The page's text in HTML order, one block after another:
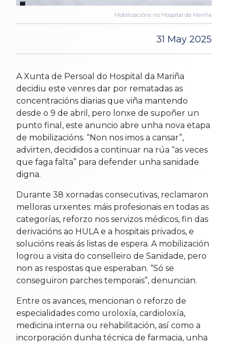
Mobilizacións no Hospital da Mariña
31 May 2025
A Xunta de Persoal do Hospital da Mariña
decidiu este venres dar por rematadas as
concentracións diarias que viña mantendo
desde o 9 de abril, pero lonxe de supoñer un
punto final, este anuncio abre unha nova etapa
de mobilizacións. “Non nos imos a cansar”,
advirten, decididos a continuar na rúa “as veces
que faga falta” para defender unha sanidade
digna.
Durante 38 xornadas consecutivas, reclamaron
melloras urxentes: máis profesionais en todas as
categorías, reforzo nos servizos médicos, fin das
derivacións ao HULA e a hospitais privados, e
solucións reais ás listas de espera. A mobilización
logrou a visita do conselleiro de Sanidade, pero
non as respostas que esperaban. “Só se
conseguiron parches temporais”, denuncian.
Entre os avances, mencionan o reforzo de
especialidades como uroloxía, cardioloxía,
medicina interna ou rehabilitación, así como a
incorporación dunha técnica de farmacia, unha